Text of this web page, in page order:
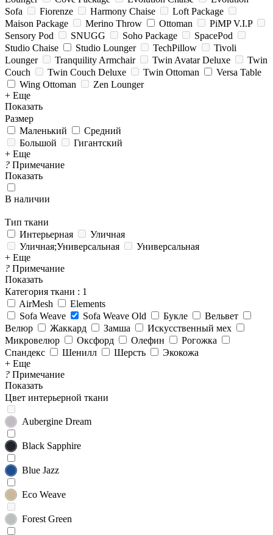
Sofa
Fiorenze Harmony Chaise
Loft Package
Maison Package
Merino Throw Ottoman
PiMP V.I.P
Sensory Pod
SNUGG Soho Package
SpacePod
Studio Chaise
Studio Lounger TechPillow
Tivoli
Lounger
Tranquility Armchair Twin Avatar Deluxe
Twin
Couch
Twin Couch Deluxe Twin Ottoman
Versa Table
Wing Ottoman
Zen Lounger
+ Еще
Показать
Размер
Маленький
Средний
Большой
Гигантский
+ Еще
? Примечание
Показать
В наличии
Тип ткани
Интерьерная
Уличная
Уличная;Универсальная
Универсальная
+ Еще
? Примечание
Показать
Категория ткани : 1
AirMesh
Elements
Sofa Weave
Sofa Weave Old Букле
Вельвет
Велюр
Жаккард Замша
Искусственный мех
Микровелюр
Оксфорд Олефин
Рогожка
Спандекс
Шенилл Шерсть
Экокожа
+ Еще
? Примечание
Показать
Цвет интерьерной ткани
Aubergine Dream
Black Sapphire
Blue Jazz
Eco Weave
Forest Green